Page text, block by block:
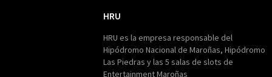
HRU
HRU es la empresa responsable del
Hipódromo Nacional de Maroñas, Hipódromo
Las Piedras y las 5 salas de slots de
Entertainment Maroñas